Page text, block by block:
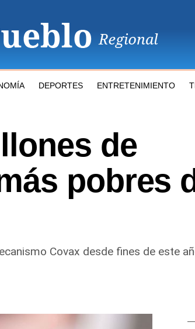
DEPORTES ENTRETENIMIENTO
de
pobres
Covax desde fines de este